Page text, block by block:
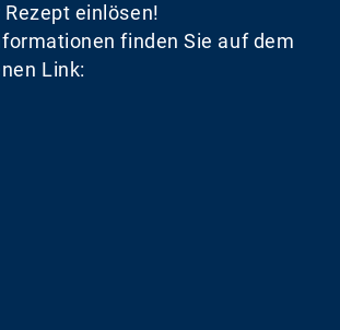
Rezept einlösen!
finden Sie auf dem
Link: